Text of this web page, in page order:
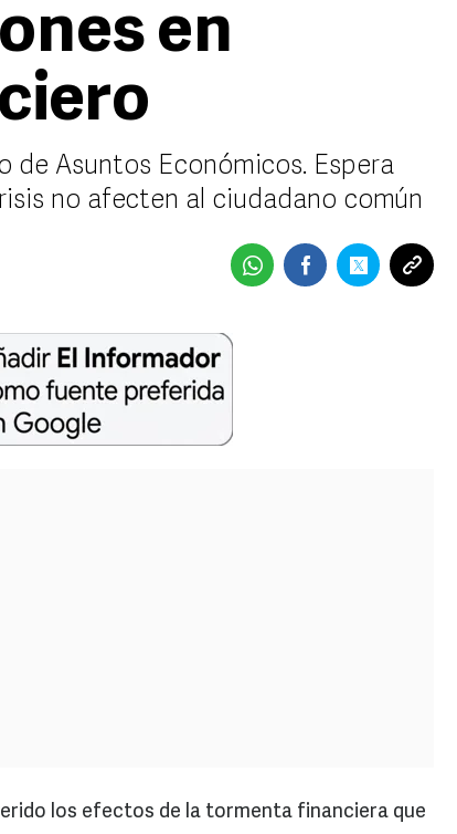
en
de Asuntos Económicos. Espera
no afecten al ciudadano común
los efectos de la tormenta financiera que